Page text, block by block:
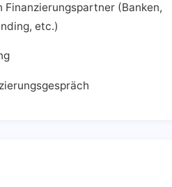
(Banken,
etc.)